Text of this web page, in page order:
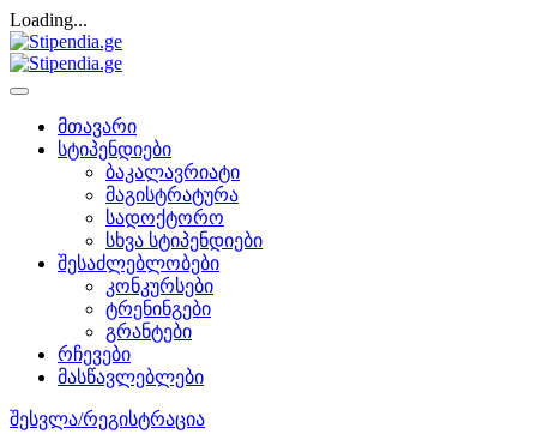
Loading...
მთავარი
სტიპენდიები
ბაკალავრიატი
მაგისტრატურა
სადოქტორო
სხვა სტიპენდიები
შესაძლებლობები
კონკურსები
ტრენინგები
გრანტები
რჩევები
მასწავლებლები
შესვლა/რეგისტრაცია